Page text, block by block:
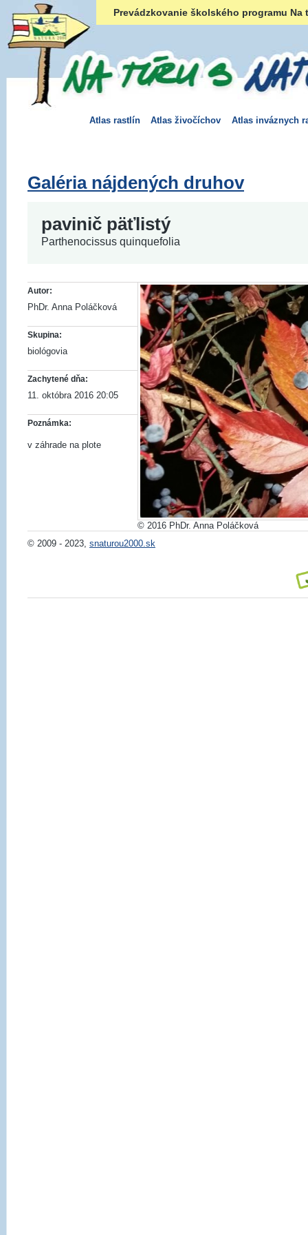
Prevádzkovanie školského programu
Atlas rastlín Atlas živočíchov Atlas inváznych
Galéria nájdených druhov
pavinič päťlistý
Parthenocissus quinquefolia
Autor:
PhDr. Anna Poláčková
Skupina:
biológovia
Zachytené dňa:
11. októbra 2016 20:05
Poznámka:
v záhrade na plote
© 2016 PhDr. Anna Poláčková
© 2009 - 2023, snaturou2000.sk